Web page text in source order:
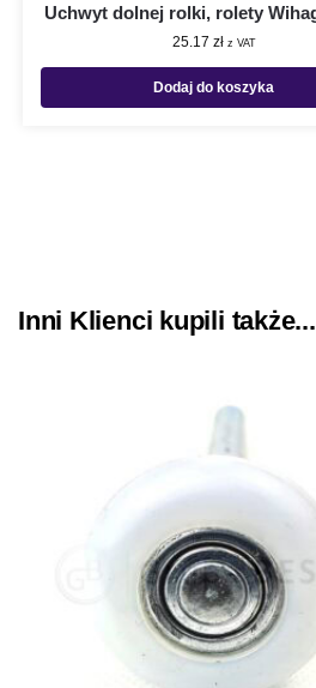
Uchwyt dolnej rolki, rolety
25.17 zł z VAT
Dodaj do koszyka
Inni Klienci kupili także...